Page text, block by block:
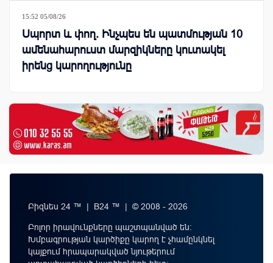
15:52 05/08/26
Սպորտ և փող. Ինչպես են պատմության 10
ամենահարուստ մարզիկները կուտակել
իրենց կարողությունը
Բիզնես 24 ™ | B24 ™ | © 2008 - 2026
Բոլոր իրավունքները պաշտպանված են:
Խմբագրության կարծիքը կարող է չհամընկնել
կայքում հրապարակված նյութերում